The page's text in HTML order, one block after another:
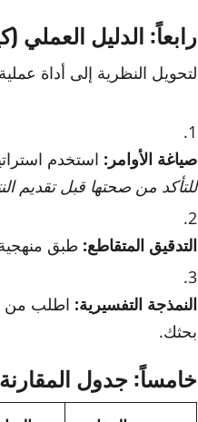
رابعاً: الدليل
لتحويل النظرية إلى أداة
صياغة الأوامر: استخدم
للتأكد من صحتها قبل تقديم
التدقيق المتقاطع: طبق
النمذجة التفسيرية:
بحثك.
خامساً: جدول